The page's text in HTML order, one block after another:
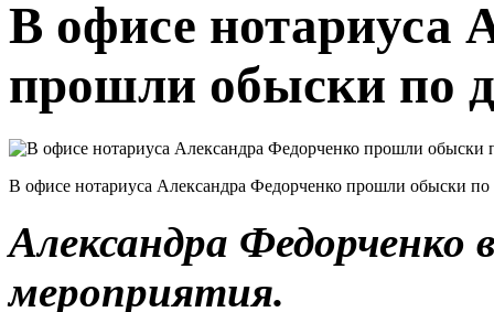
В офисе нотариуса
прошли обыски по
В офисе нотариуса Александра Федорченко прошли обыски
Александра Федорченко
мероприятия.